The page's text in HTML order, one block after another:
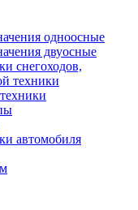
одноосные
двуосные
снегоходов,
техники
автомобиля